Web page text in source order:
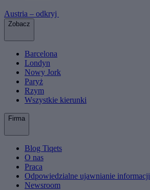
Austria – odkryj
Zobacz
Barcelona
Londyn
Nowy Jork
Paryż
Rzym
Wszystkie kierunki
Firma
Blog Tiqets
O nas
Praca
Odpowiedzialne ujawnianie informacji
Newsroom